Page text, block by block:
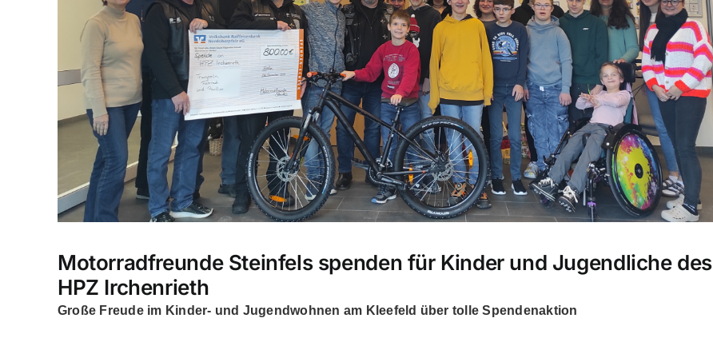
Motorradfreunde Steinfels spenden für Kinder und Jugendliche des
HPZ Irchenrieth
Große Freude im Kinder- und Jugendwohnen am Kleefeld über tolle Spendenaktion